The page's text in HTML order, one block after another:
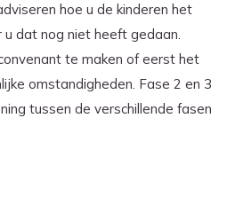
hoe u de kinderen het
dat nog niet heeft gedaan.
te maken of eerst het
omstandigheden. Fase 2 en 3
tussen de verschillende fasen